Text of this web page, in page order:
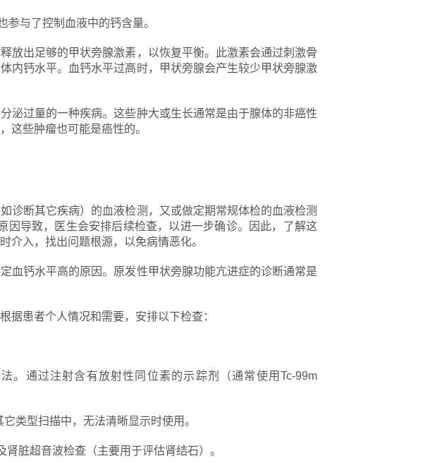
与了控制血液中的钙含量。
放出足够的甲状旁腺激素，以恢复平衡。此激素会通过刺激骨
内钙水平。血钙水平过高时，甲状旁腺会产生较少甲状旁腺激
泌过量的一种疾病。这些肿大或生长通常是由于腺体的非癌性
这些肿瘤也可能是癌性的。
诊断其它疾病）的血液检测，又或做定期常规体检的血液检测
因导致，医生会安排后续检查，以进一步确诊。因此，了解这
介入，找出问题根源，以免病情恶化。
血钙水平高的原因。原发性甲状旁腺功能亢进症的诊断通常是
据患者个人情况和需要，安排以下检查：
。通过注射含有放射性同位素的示踪剂（通常使用Tc-99m
类型扫描中，无法清晰显示时使用。
脏超音波检查（主要用于评估肾结石）。